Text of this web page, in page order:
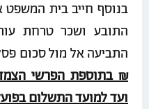
בנוסף חייב בית
התובע ושכר טרחת
התביעה אל מול סכום
₪ בתוספת הפרשי
ועד למועד התשלום